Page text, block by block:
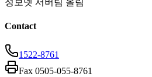
Contact
1522-8761
Fax 0505-055-8761